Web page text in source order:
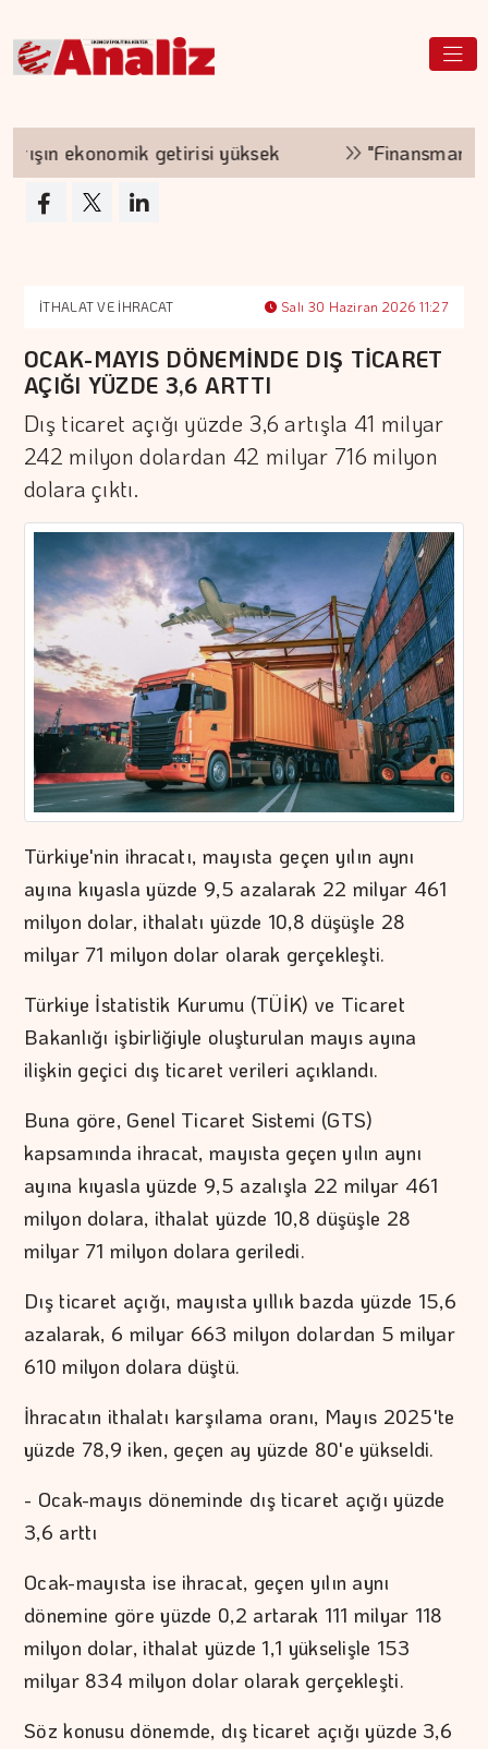
ekonomik getirisi yüksek "Finansman
İTHALAT VE İHRACAT Salı 30 Haziran 2026 11:27
OCAK-MAYIS DÖNEMİNDE DIŞ TİCARET
AÇIĞI YÜZDE 3,6 ARTTI
Dış ticaret açığı yüzde 3,6 artışla 41 milyar
242 milyon dolardan 42 milyar 716 milyon
dolara çıktı.
Türkiye'nin ihracatı, mayısta geçen yılın aynı
ayına kıyasla yüzde 9,5 azalarak 22 milyar 461
milyon dolar, ithalatı yüzde 10,8 düşüşle 28
milyar 71 milyon dolar olarak gerçekleşti.
Türkiye İstatistik Kurumu (TÜİK) ve Ticaret
Bakanlığı işbirliğiyle oluşturulan mayıs ayına
ilişkin geçici dış ticaret verileri açıklandı.
Buna göre, Genel Ticaret Sistemi (GTS)
kapsamında ihracat, mayısta geçen yılın aynı
ayına kıyasla yüzde 9,5 azalışla 22 milyar 461
milyon dolara, ithalat yüzde 10,8 düşüşle 28
milyar 71 milyon dolara geriledi.
Dış ticaret açığı, mayısta yıllık bazda yüzde 15,6
azalarak, 6 milyar 663 milyon dolardan 5 milyar
610 milyon dolara düştü.
İhracatın ithalatı karşılama oranı, Mayıs 2025'te
yüzde 78,9 iken, geçen ay yüzde 80'e yükseldi.
- Ocak-mayıs döneminde dış ticaret açığı yüzde
3,6 arttı
Ocak-mayısta ise ihracat, geçen yılın aynı
dönemine göre yüzde 0,2 artarak 111 milyar 118
milyon dolar, ithalat yüzde 1,1 yükselişle 153
milyar 834 milyon dolar olarak gerçekleşti.
Söz konusu dönemde, dış ticaret açığı yüzde 3,6